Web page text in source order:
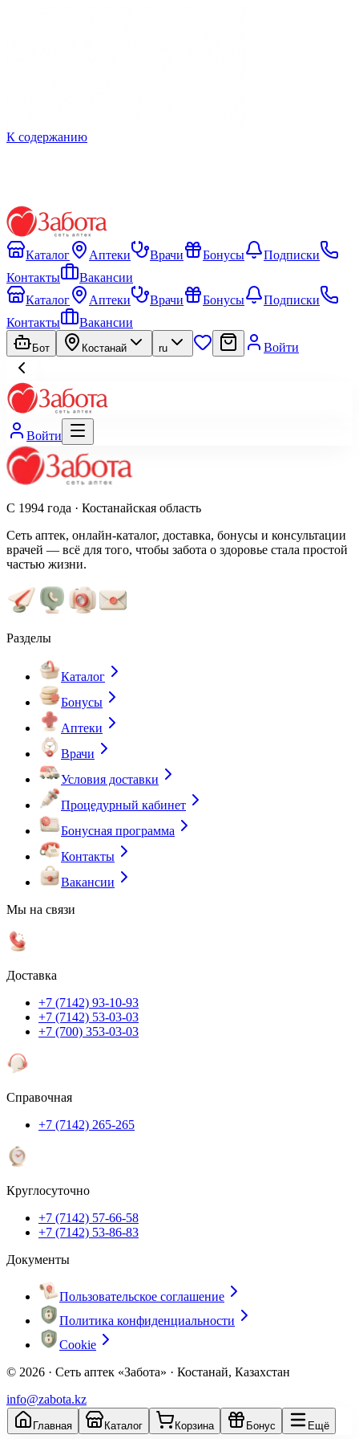
К содержанию
Каталог Аптеки Врачи Бонусы
Подписки
Контакты
Вакансии
Каталог
Аптеки Врачи Бонусы
Подписки
Контакты
Вакансии
Бот Костанай ru Войти
Войти
С 1994 года · Костанайская область
Сеть аптек, онлайн-каталог, доставка, бонусы и консультации
врачей — всё для того, чтобы забота о здоровье стала простой
частью жизни.
Разделы
Каталог
Бонусы
Аптеки
Врачи
Условия доставки
Процедурный кабинет
Бонусная программа
Контакты
Вакансии
Мы на связи
Доставка
+7 (7142) 93-10-93
+7 (7142) 53-03-03
+7 (700) 353-03-03
Справочная
+7 (7142) 265-265
Круглосуточно
+7 (7142) 57-66-58
+7 (7142) 53-86-83
Документы
Пользовательское соглашение
Политика конфиденциальности
Cookie
© 2026 · Сеть аптек «Забота» · Костанай, Казахстан
info@zabota.kz
Главная Каталог Корзина Бонус Ещё